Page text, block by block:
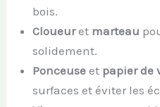
bois.
Cloueuret marteau
solidement.
Ponceuse et papier de
surfaces et éviter les